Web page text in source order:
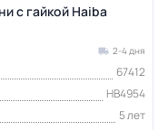
с гайкой Haiba
2-4 дня
67412
HB4954
5 лет